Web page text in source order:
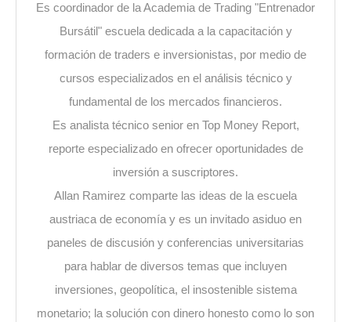
Es coordinador de la Academia de Trading "Entrenador
Bursátil" escuela dedicada a la capacitación y
formación de traders e inversionistas, por medio de
cursos especializados en el análisis técnico y
fundamental de los mercados financieros.
Es analista técnico senior en Top Money Report,
reporte especializado en ofrecer oportunidades de
inversión a suscriptores.
Allan Ramirez comparte las ideas de la escuela
austriaca de economía y es un invitado asiduo en
paneles de discusión y conferencias universitarias
para hablar de diversos temas que incluyen
inversiones, geopolítica, el insostenible sistema
monetario; la solución con dinero honesto como lo son